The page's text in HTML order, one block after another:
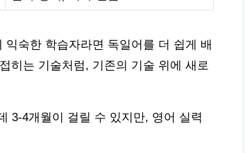
숙한 학습자라면 독일어를 더 쉽게 배
히는 기술처럼, 기존의 기술 위에 새로
3-4개월이 걸릴 수 있지만, 영어 실력